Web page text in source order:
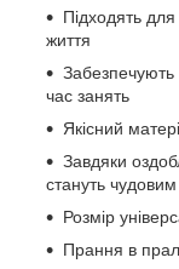
Підходять
життя
Забезпечують
час занять
Якісний
Завдяки
стануть
Розмір
Прання в